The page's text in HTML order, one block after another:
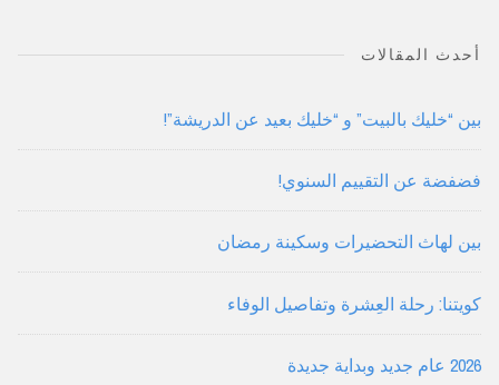
أحدث المقالات
بين “خليك بالبيت” و “خليك بعيد عن الدريشة”!
فضفضة عن التقييم السنوي!
بين لهاث التحضيرات وسكينة رمضان
كويتنا: رحلة العِشرة وتفاصيل الوفاء
2026 عام جديد وبداية جديدة